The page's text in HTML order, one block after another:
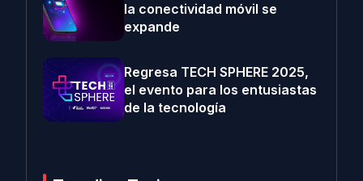
la conectividad móvil se
expande
Regresa TECH SPHERE 2025,
el evento para los entusiastas
de la tecnología